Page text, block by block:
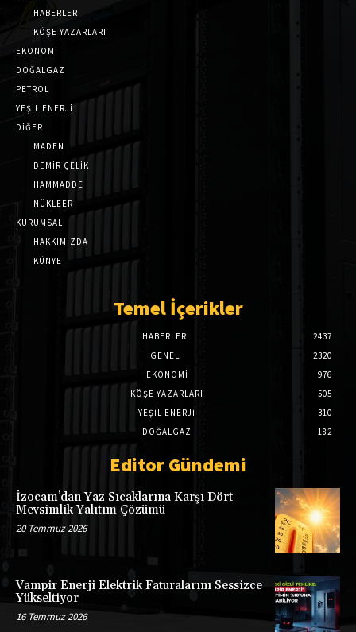
HABERLER
KÖŞE YAZARLARI
EKONOMİ
DOĞALGAZ
PETROL
YEŞİL ENERJİ
DİĞER
MADEN
DEMİR ÇELİK
HAMMADDE
NÜKLEER
KURUMSAL
HAKKIMIZDA
KÜNYE
Temel İçerikler
HABERLER
2437
GENEL
2320
EKONOMI
976
KÖŞE YAZARLARI
505
YEŞİL ENERJİ
310
DOĞALGAZ
182
Editor Gündemi
İzocam’dan Yaz Sıcaklarına Karşı Dört
Mevsimlik Yalıtım Çözümü
20 Temmuz 2026
Vampir Enerji Elektrik Faturalarını Sessizce
Yükseltiyor
16 Temmuz 2026